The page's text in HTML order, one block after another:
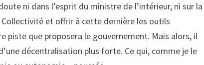
ni dans l’esprit du ministre de l’intérieur, ni sur la
et offrir à cette dernière les outils
piste que proposera le gouvernement. Mais alors, il
décentralisation plus forte. Ce qui, comme je le